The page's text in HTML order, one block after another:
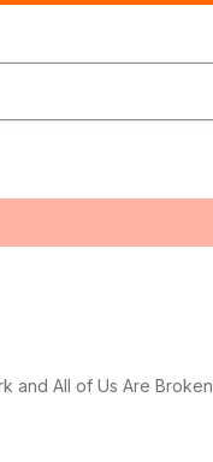
and All of Us Are Broken